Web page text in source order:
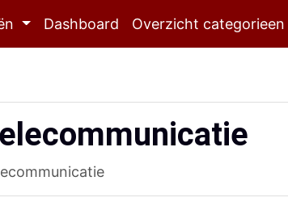
Dashboard Overzicht categorieen